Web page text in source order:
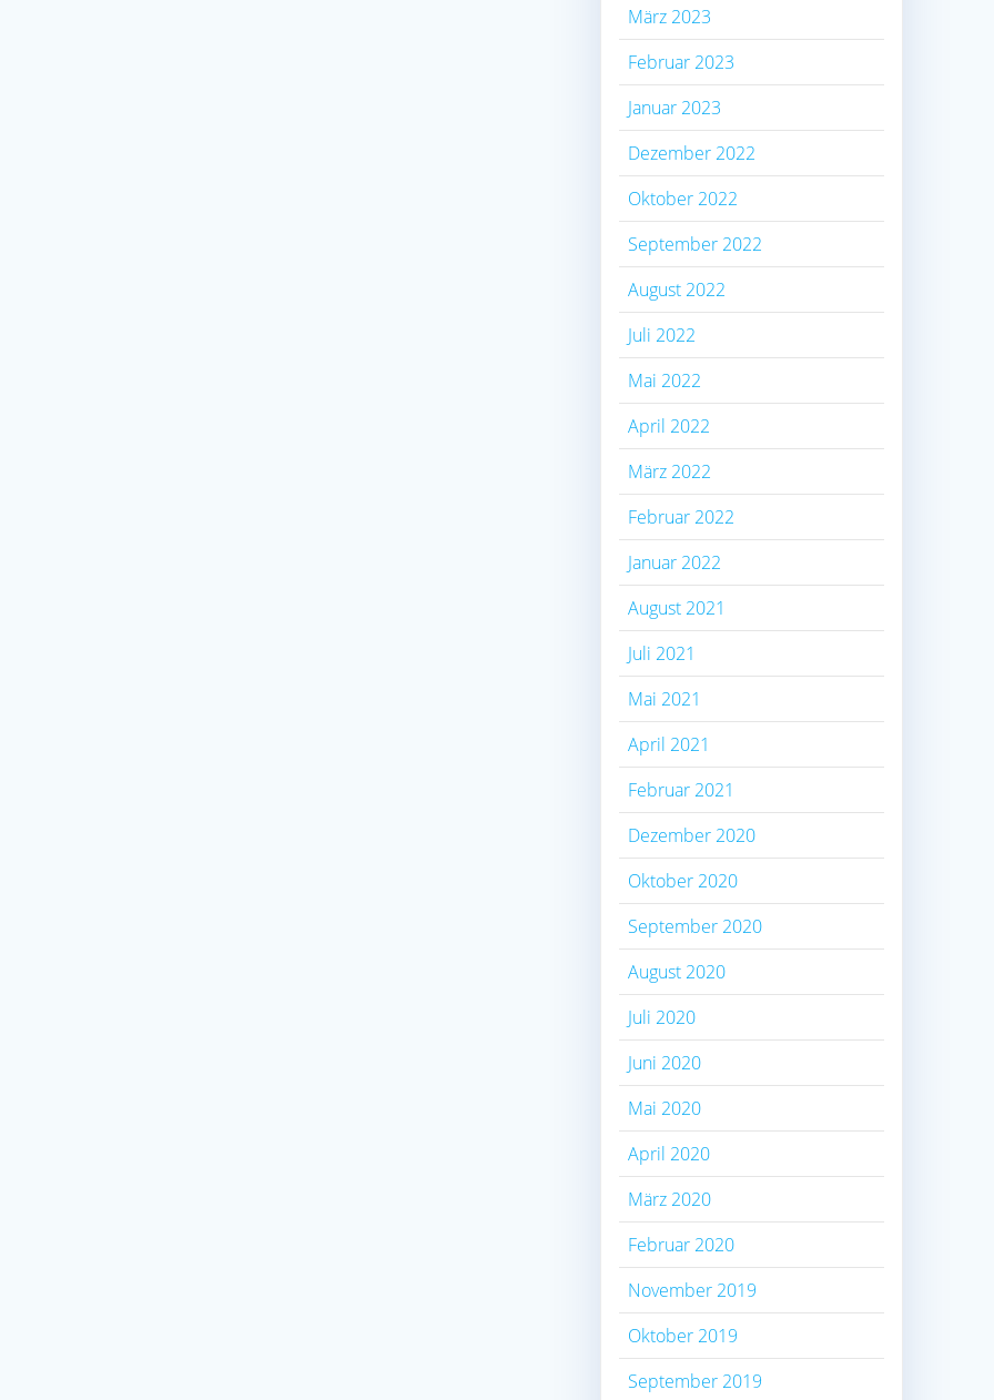
März 2023
Februar 2023
Januar 2023
Dezember 2022
Oktober 2022
September 2022
August 2022
Juli 2022
Mai 2022
April 2022
März 2022
Februar 2022
Januar 2022
August 2021
Juli 2021
Mai 2021
April 2021
Februar 2021
Dezember 2020
Oktober 2020
September 2020
August 2020
Juli 2020
Juni 2020
Mai 2020
April 2020
März 2020
Februar 2020
November 2019
Oktober 2019
September 2019